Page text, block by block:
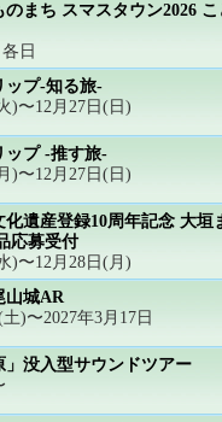
のまち スマスタウン2026
日
ップ-知る旅-
)〜12月27日(日)
ップ -推す旅-
)〜12月27日(日)
化遺産登録10周年記念 大垣
応募受付
)〜12月28日(月)
山城AR
)〜2027年3月17日
」没入型サウンドツアー